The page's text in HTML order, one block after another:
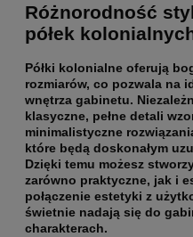
Różnorodność
półek
Półki kolonialne oferują
rozmiarów, co pozwala na
wnętrza gabinetu.
klasyczne, pełne detali
minimalistyczne
które będą doskonałym
Dzięki temu możesz
zarówno praktyczne, jak i
połączenie estetyki z
świetnie nadają się do
charakterach.